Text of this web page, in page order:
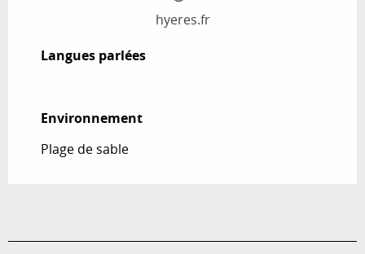
hyeres.fr
Langues parlées
Langues parlées
Environnement
Environnement
Plage de sable